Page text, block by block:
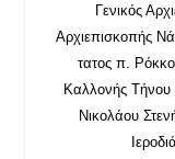
Γενικός
Αρχιεπισκοπής
τατος π.
Καλλονής Τήνου
Νικολάου